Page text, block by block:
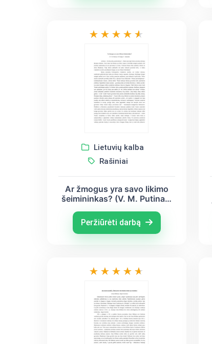
Lietuvių kalba
Rašiniai
Ar žmogus yra savo likimo
šeimininkas? (V. M. Putinas,
Peržiūrėti darbą